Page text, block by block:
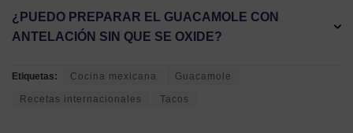
¿PUEDO PREPARAR EL GUACAMOLE CON
ANTELACIÓN SIN QUE SE OXIDE?
Etiquetas: Cocina mexicana Guacamole
Recetas internacionales Tacos